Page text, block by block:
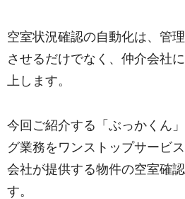
空室状況確認の自動化は、管
させるだけでなく、仲介会社
上します。
今回ご紹介する「ぶっかくん
グ業務をワンストップサービ
会社が提供する物件の空室確
す。